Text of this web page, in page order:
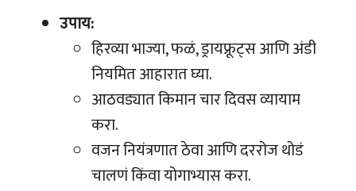
उपाय:
हिरव्या भाज्या, फळं, ड्रायफ्रूट्स आणि अंडी
नियमित आहारात घ्या.
आठवड्यात किमान चार दिवस व्यायाम
करा.
वजन नियंत्रणात ठेवा आणि दररोज थोडं
चालणं किंवा योगाभ्यास करा.